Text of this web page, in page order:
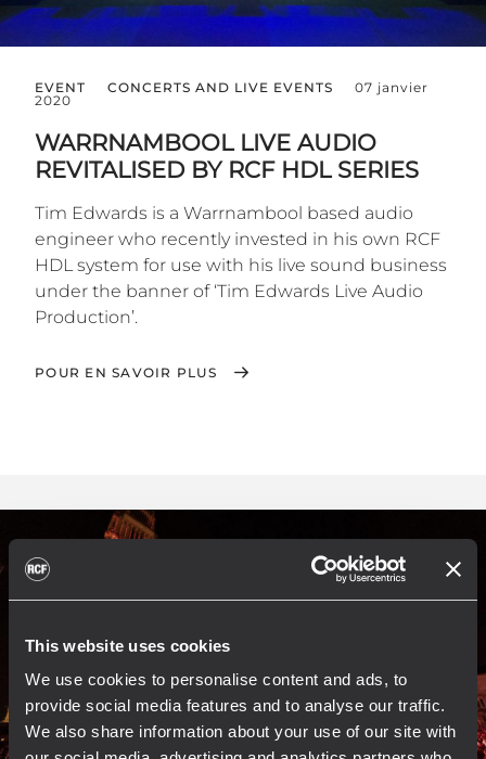
This website uses cookies
We use cookies to personalise content and ads, to
provide social media features and to analyse our traffic.
We also share information about your use of our site with
EVENT CONCERTS AND LIVE EVENTS
07 janvier
2020
WARRNAMBOOL LIVE AUDIO
REVITALISED BY RCF HDL SERIES
Tim Edwards is a Warrnambool based audio
engineer who recently invested in his own RCF
HDL system for use with his live sound business
under the banner of ‘Tim Edwards Live Audio
Production’.
POUR EN SAVOIR PLUS